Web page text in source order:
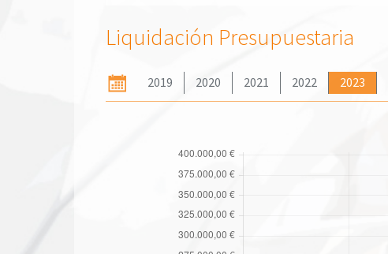
Liquidación Presupuestaria
2019 2020 2021 2022 2023